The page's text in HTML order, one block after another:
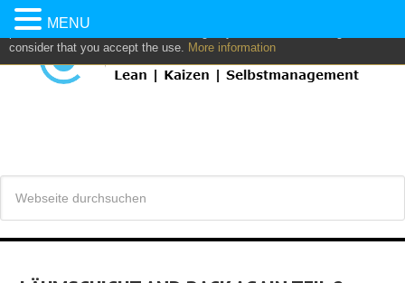
This website uses own and/or third parties cookies to: analyze,
personalize content and/or advertising. If you continue browsing, we
consider that you accept the use. More information
MENU